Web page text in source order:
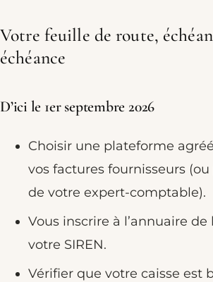
Votre feuille de route,
échéance
D’ici le 1er septembre 2026
Choisir une plateforme
vos factures fournisseurs
de votre expert-comptable).
Vous inscrire à l’annuaire de
votre SIREN.
Vérifier que votre caisse est